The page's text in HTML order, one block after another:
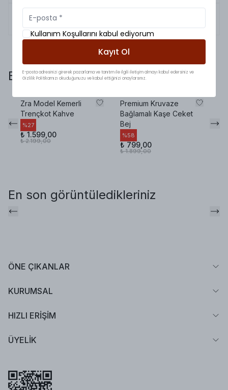
5.0
Bunlara da baktınız mı?
Zra Model Kemerli
Trençkot Kahve
%27
₺ 1.599,00
₺ 2.199,00
Premium Kruvaze
Bağlamalı Kaşe Ceket
Bej
%58
₺ 799,00
₺ 1.899,00
En son görüntüledikleriniz
ÖNE ÇIKANLAR
KURUMSAL
HIZLI ERİŞİM
ÜYELİK
Kullanım Koşullarını kabul ediyorum
Kayıt Ol
E-posta adresinizi girerek pazarlama ve tanıtım ile ilgili iletişim almayı kabul edersiniz ve
Gizlilik Politikamızı okuduğunuzu ve kabul ettiğinizi onaylarsınız.